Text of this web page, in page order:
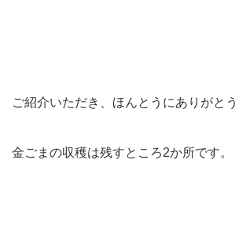
ご紹介いただき、ほんとうにありがとう
金ごまの収穫は残すところ2か所です。